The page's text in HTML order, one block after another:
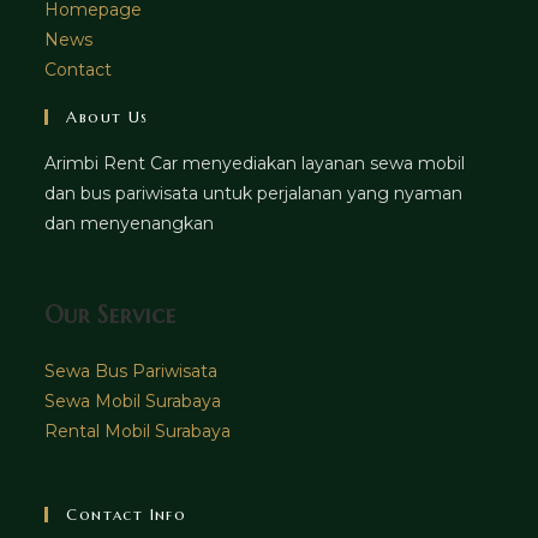
Homepage
News
Contact
About Us
Arimbi Rent Car menyediakan layanan sewa mobil
dan bus pariwisata untuk perjalanan yang nyaman
dan menyenangkan
Our Service
Sewa Bus Pariwisata
Sewa Mobil Surabaya
Rental Mobil Surabaya
Contact Info